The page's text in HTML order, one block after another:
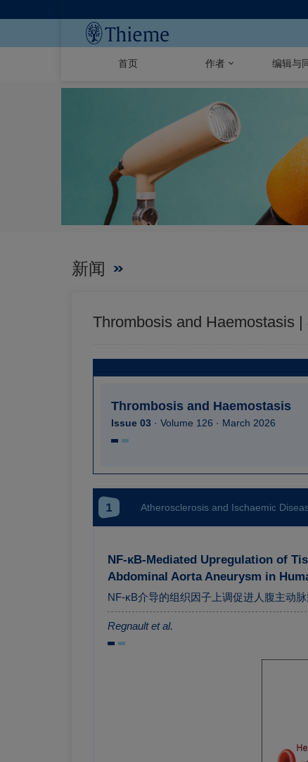
首页 作者 编辑与
新闻
Thrombosis and Haemostasis
Thrombosis and Haemostasis
Issue 03 · Volume 126 · March 2026
1 Atherosclerosis and Ischaemic
NF-κB-Mediated Upregulation of
Abdominal Aorta Aneurysm in
NF-κB介导的组织因子上调促进人腹主动
Regnault et al.